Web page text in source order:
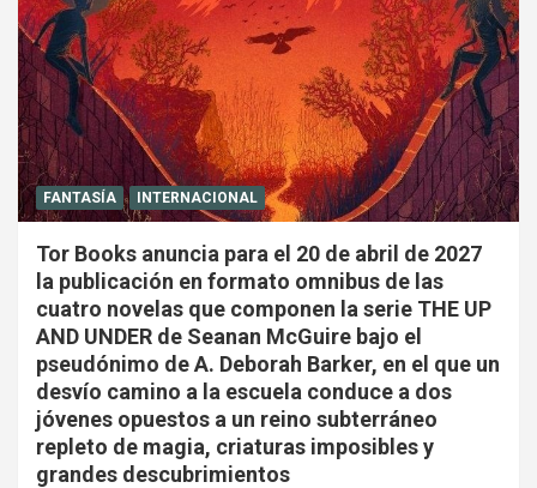
FANTASÍA INTERNACIONAL
Tor Books anuncia para el 20 de abril de 2027
la publicación en formato omnibus de las
cuatro novelas que componen la serie THE UP
AND UNDER de Seanan McGuire bajo el
pseudónimo de A. Deborah Barker, en el que un
desvío camino a la escuela conduce a dos
jóvenes opuestos a un reino subterráneo
repleto de magia, criaturas imposibles y
grandes descubrimientos